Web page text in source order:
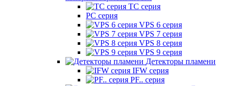
TC серия
PC серия
VPS 6 серия
VPS 7 серия
VPS 8 серия
VPS 9 серия
Детекторы пламени
IFW серия
PF.. серия